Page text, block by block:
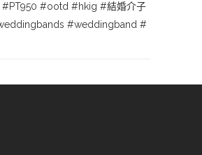
#PT950 #ootd #hkig #結婚介子
#weddingband #